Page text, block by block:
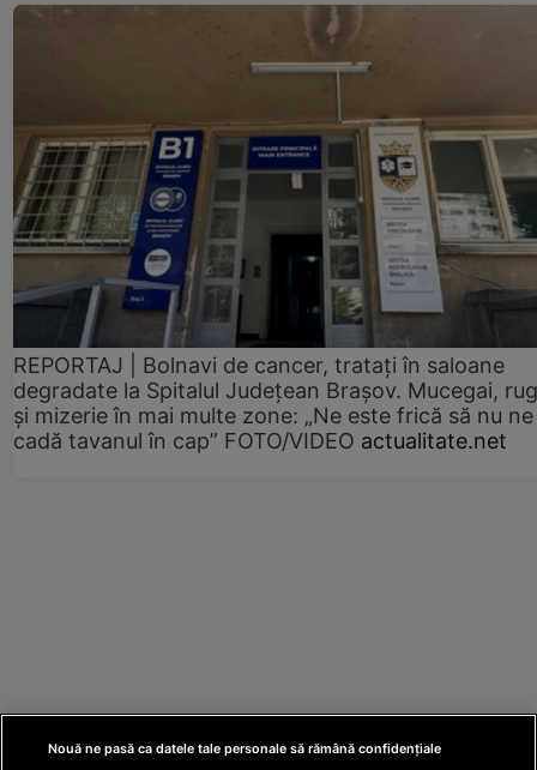
REPORTAJ | Bolnavi de cancer, tratați în saloane
degradate la Spitalul Județean Brașov. Mucegai,
și mizerie în mai multe zone: „Ne este frică să nu ne
cadă tavanul în cap” FOTO/VIDEO actualitate.net
Nouă ne pasă ca datele tale personale să rămână confidențiale